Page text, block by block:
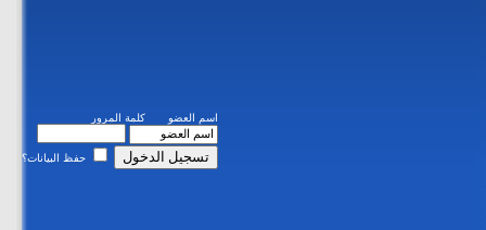
اسم العضو كلمة المرور
حفظ البيانات؟